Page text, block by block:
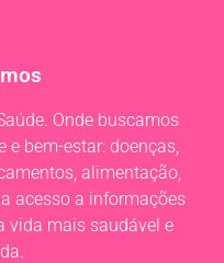
Onde buscamos
e bem-estar: doenças,
alimentação,
acesso a informações
vida mais saudável e